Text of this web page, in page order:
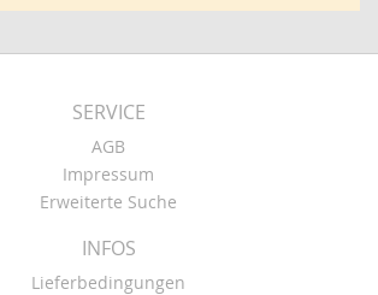
SERVICE
AGB
Impressum
Erweiterte Suche
INFOS
Lieferbedingungen